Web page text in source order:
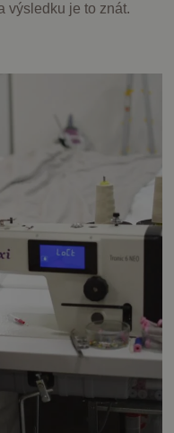
výsledku je to znát.